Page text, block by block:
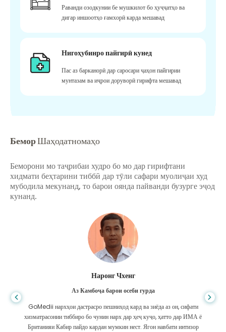
Раванди озодкунии бе мушкилот бо ҳуҷҷатҳо ва
дигар иншоотҳо ғамхорӣ карда мешавад
Нигоҳубинро пайгирӣ кунед
Пас аз барканорӣ дар саросари ҷаҳон пайгирии
мунтазам ва иҷрои доруворӣ гирифта мешавад
БеморШаҳодатномаҳо
Беморони мо таҷрибаи худро бо мо дар гирифтани
хидмати беҳтарини тиббӣ дар тӯли сафари муолиҷаи худ
мубодила мекунанд, то барои оянда пайванди бузурге эҷод
кунанд.
Шандха Дас
Аз Бангладеш барои гастроэнтерология
Ман ба писарам ва дастаи олиҷаноби GoMedii, ки дар сафари ман аз
Бангладеш ба Ҳиндустон барои табобат ба ман кӯмак карданд, ташаккур
гуфтам. Мо дар интихоби GoMedii интихоби дуруст кардем. Онҳо